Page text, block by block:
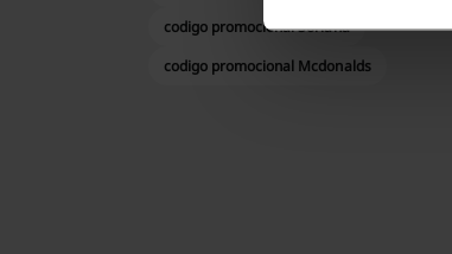
codigo promocional Soriana
codigo promocional Mcdonalds